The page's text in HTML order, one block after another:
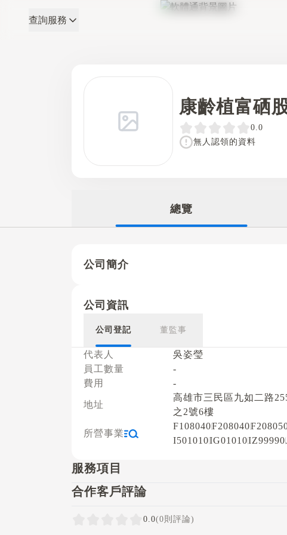
軟體通
查詢服務
康齡植富硒
0.0
無人認領的資料
總覽
公司簡介
公司資訊
公司登記 董監事
代表人
吳姿瑩
員工數量
-
費用
-
地址
高雄市三民區九如二路
之2號6樓
所營事業
F108040F208040
I501010IG01010IZ99990
服務項目
合作客戶評論
0.0(0則評論)